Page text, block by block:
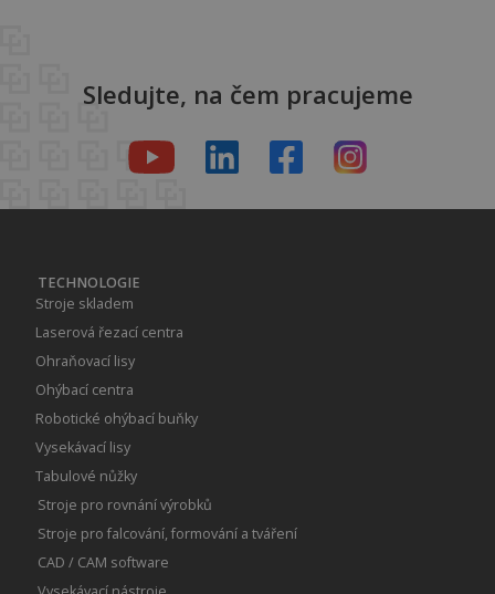
Sledujte, na čem pracujeme
TECHNOLOGIE
Stroje skladem
Laserová řezací centra
Ohraňovací lisy
Ohýbací centra
Robotické ohýbací buňky
Vysekávací lisy
Tabulové nůžky
Stroje pro rovnání výrobků
Stroje pro falcování, formování a tváření
CAD / CAM software